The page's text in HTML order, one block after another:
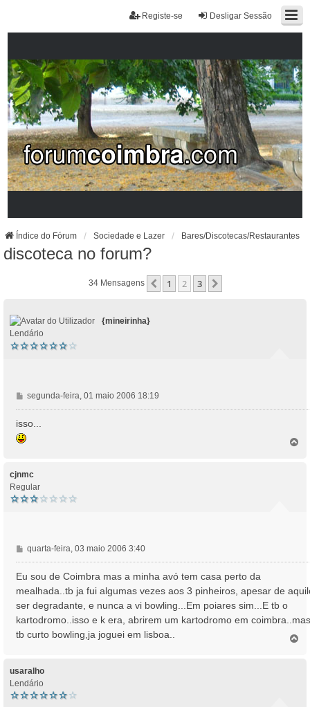
Desligar Sessão
Registe-se
Índice do Fórum Sociedade e Lazer Bares/Discotecas/Restaurantes
discoteca no forum?
34 Mensagens Anterior
1 2 3
{mineirinha}
Lendário
M
e
s
a
m
segunda-feira, 01 maio 2006 18:19
isso...
cjnmc
Regular
M
e
a
g
e
m
quarta-feira, 03 maio 2006 3:40
Eu sou de Coimbra mas a minha avó tem casa perto da
mealhada..tb ja fui algumas vezes aos 3 pinheiros, apesar de
ser degradante, e nunca a vi bowling...Em poiares sim...E tb o
kartodromo..isso e k era, abrirem um kartodromo em coimbra..mas
tb curto bowling,ja joguei em lisboa..
usaralho
Lendário